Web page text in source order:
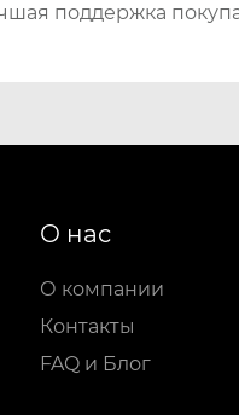
поддержка
О нас
О компании
Контакты
FAQ и Блог